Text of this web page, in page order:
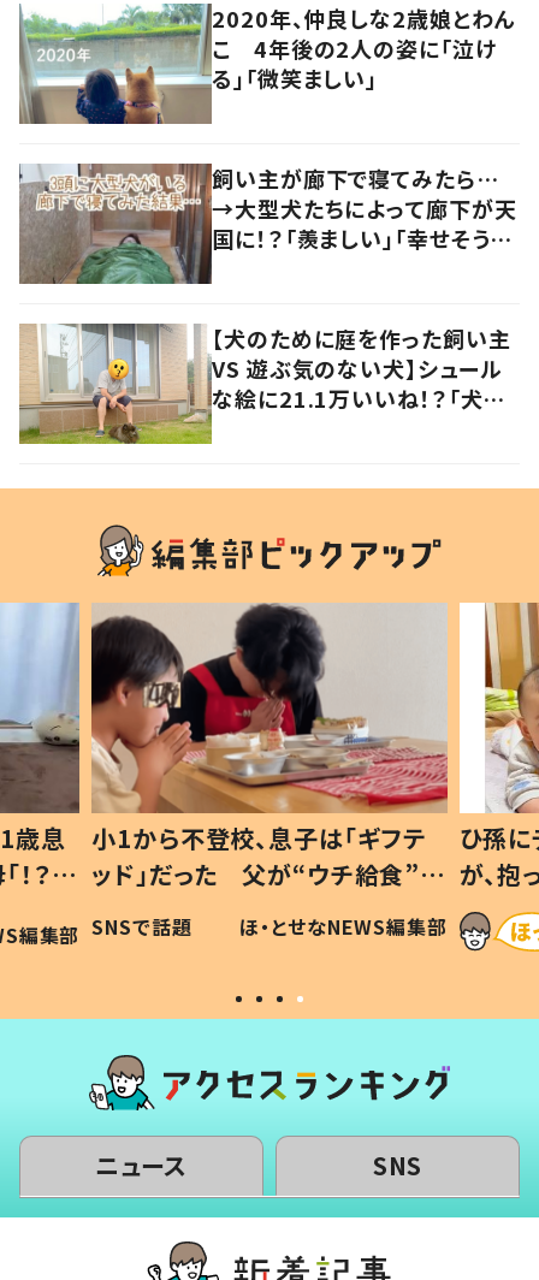
2020年、仲良しな2歳娘とわん
こ 4年後の2人の姿に「泣け
る」「微笑ましい」
飼い主が廊下で寝てみたら…
→大型犬たちによって廊下が天
国に！？「羨ましい」「幸せそう」
【犬のために庭を作った飼い主
VS 遊ぶ気のない犬】シュール
な絵に21.1万いいね！？「犬の
歳息
？」
編集部
小1から不登校、息子は「ギフテ
ッド」だった 父が“ウチ給食”を
作り続ける理由とは #令和の親
#令和の子
SNSで話題 ほ・とせなNEWS編集部
ひ孫
が、
「涙が
い」
ニュース SNS